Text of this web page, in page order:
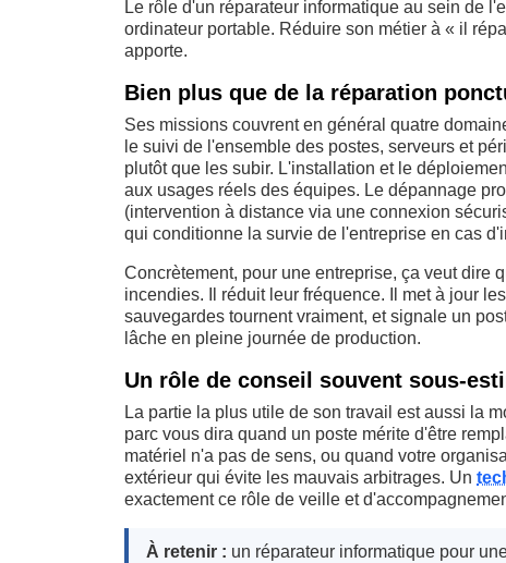
Le rôle d'un réparateur informatique au sein de
ordinateur portable. Réduire son métier à « il
apporte.
Bien plus que de la réparation
Ses missions couvrent en général quatre
le suivi de l'ensemble des postes, serveurs et
plutôt que les subir. L'installation et le
aux usages réels des équipes. Le dépannage
(intervention à distance via une connexion
qui conditionne la survie de l'entreprise en cas
Concrètement, pour une entreprise, ça veut dire
incendies. Il réduit leur fréquence. Il met à jour
sauvegardes tournent vraiment, et signale un
lâche en pleine journée de production.
Un rôle de conseil souvent sous-
La partie la plus utile de son travail est aussi la
parc vous dira quand un poste mérite d'être
matériel n'a pas de sens, ou quand votre
extérieur qui évite les mauvais arbitrages. Un
exactement ce rôle de veille et
À retenir : un réparateur informatique pour